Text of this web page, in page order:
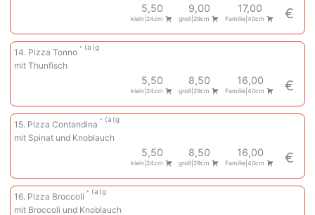
5,50
klein|24cm
9,00
groß|29cm
17,00
Familie|40cm €
14. Pizza Tonno
a g
mit Thunfisch
5,50
klein|24cm
8,50
groß|29cm
16,00
Familie|40cm €
15. Pizza Contandina
a g
mit Spinat und Knoblauch
5,50
klein|24cm
8,50
groß|29cm
16,00
Familie|40cm €
16. Pizza Broccoli
a g
mit Broccoli und Knoblauch